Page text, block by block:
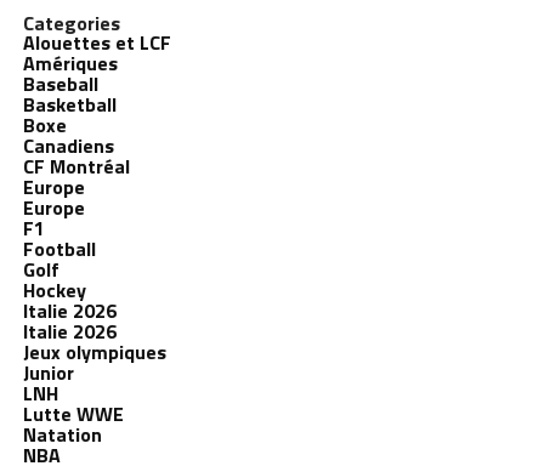
Categories
Alouettes et LCF
Amériques
Baseball
Basketball
Boxe
Canadiens
CF Montréal
Europe
Europe
F1
Football
Golf
Hockey
Italie 2026
Italie 2026
Jeux olympiques
Junior
LNH
Lutte WWE
Natation
NBA